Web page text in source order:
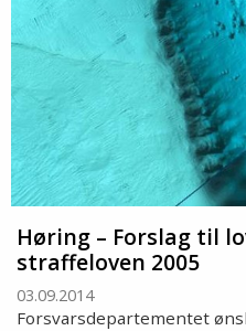
Høring – Forslag til
straffeloven 2005
03.09.2014
Forsvarsdepartementet